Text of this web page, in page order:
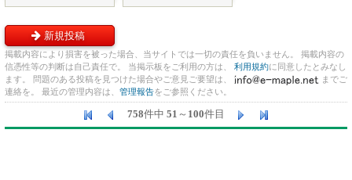
掲載内容により損害を被った場合、当サイトでは一切の責任を負いません。 掲載内容の
信憑性等の判断は自己責任で。 当掲示板をご利用の方は、 利用規約に同意したとみなし
ます。 問題のある投稿を見つけた場合やご意見ご要望は、
までご
連絡を。 最近の管理内容は、 管理報告をご参照ください。
新規投稿
758件中 51 ～ 100件目